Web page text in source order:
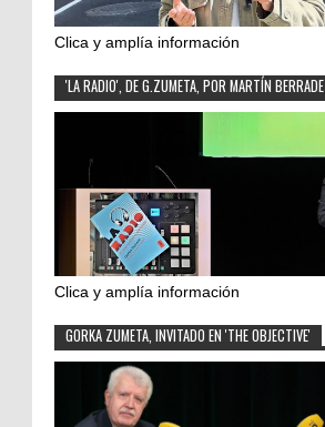
Clica y amplía información
'LA RADIO', DE G.ZUMETA, POR MARTÍN BERRADE
Clica y amplía información
GORKA ZUMETA, INVITADO EN 'THE OBJECTIVE'